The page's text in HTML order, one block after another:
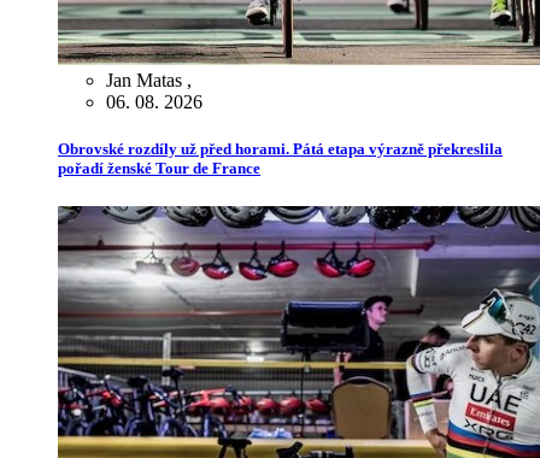
Jan Matas ,
06. 08. 2026
Obrovské rozdíly už před horami. Pátá etapa výrazně překreslila
pořadí ženské Tour de France